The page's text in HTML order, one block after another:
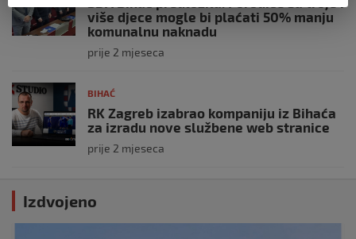
više djece mogle bi plaćati 50% manju
komunalnu naknadu
prije 2 mjeseca
BIHAĆ
RK Zagreb izabrao kompaniju iz Bihaća
za izradu nove službene web stranice
prije 2 mjeseca
Izdvojeno